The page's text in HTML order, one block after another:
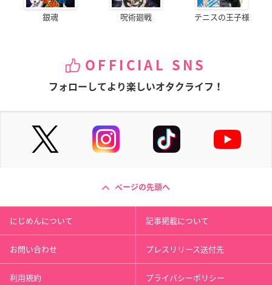
銀魂 呪術廻戦 テニスの王子様
OFFICIAL SNS
フォローしてより楽しいオタクライフ！
ページの先頭へ
にじめんについて 記事掲載について
お問い合わせ プレスリリース送付先
利用規約 プライバシーポリシー